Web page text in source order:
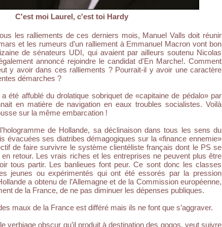
C'est moi Laurel, c'est toi Hardy
les ralliements de ces derniers mois, Manuel Valls doit réunir
et les rumeurs d'un ralliement à Emmanuel Macron vont bon
de sénateurs UDI, qui avaient par ailleurs soutenu Nicolas
annoncé rejoindre le candidat d'En Marche!. Comment
y avoir dans ces ralliements ? Pourrait-il y avoir une caractère
démarches ?
été affublé du drolatique sobriquet de «capitaine de pédalo» par
en matière de navigation en eaux troubles socialistes. Voilà
sur la même embarcation !
de Hollande, sa déclinaison dans tous les sens du
évacuées ses diatribes démagogiques sur la «finance ennemie»
de faire survivre le système clientéliste français dont le PS se
en retour. Les vrais riches et les entreprises ne peuvent plus être
tous partir. Les banlieues font peur. Ce sont donc les classes
jeunes ou expérimentés qui ont été essorés par la pression
a obtenu de l’Allemagne et de la Commission européenne,
de la France, de ne pas diminuer les dépenses publiques.
maux de la France est différé mais ils ne font que s’aggraver.
verbiage obscur qu’il produit à destination des gogos, veut suivre